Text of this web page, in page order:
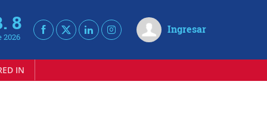
8
2026
Ingresar
IN